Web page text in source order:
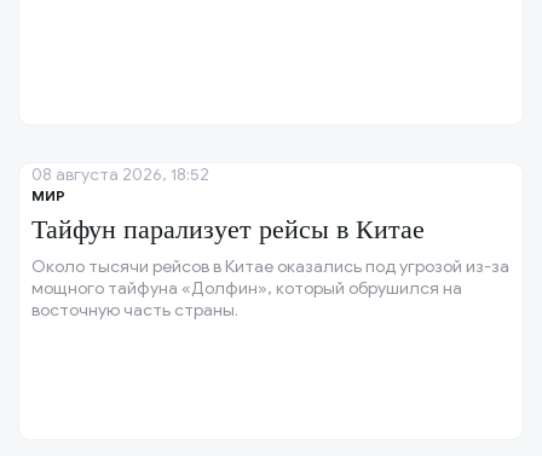
МИР
Тайфун парализует рейсы в Китае
Около тысячи рейсов в Китае оказались под угрозой из-за
мощного тайфуна «Долфин», который обрушился на
восточную часть страны.
08 августа 2026, 18:52